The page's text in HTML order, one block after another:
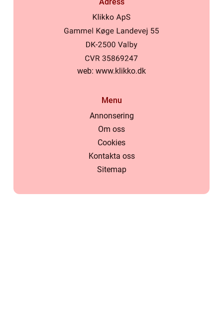
web: www.klikko.dk
Menu
Annonsering
Om oss
Cookies
Kontakta oss
Sitemap